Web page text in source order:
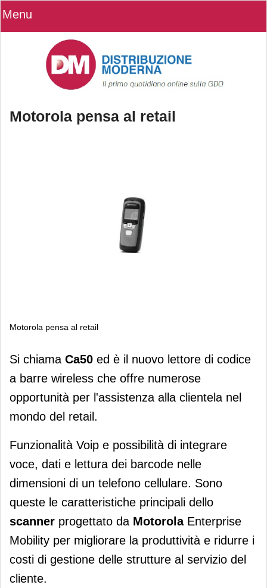
Menu
Motorola pensa al retail
Motorola pensa al retail
Motorola pensa al retail
Si chiama Ca50 ed è il nuovo lettore di codice
a barre wireless che offre numerose
opportunità per l'assistenza alla clientela nel
mondo del retail.
Funzionalità Voip e possibilità di integrare
voce, dati e lettura dei barcode nelle
dimensioni di un telefono cellulare. Sono
queste le caratteristiche principali dello
scanner progettato da MotorolaEnterprise
Mobility per migliorare la produttività e ridurre i
costi di gestione delle strutture al servizio del
cliente.